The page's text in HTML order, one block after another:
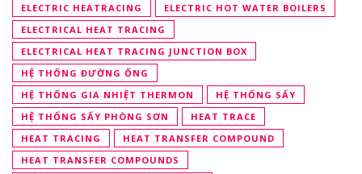
ELECTRIC HEATRACING
ELECTRIC HOT WATER BOILERS
ELECTRICAL HEAT TRACING
ELECTRICAL HEAT TRACING JUNCTION BOX
HỆ THỐNG ĐƯỜNG ỐNG
HỆ THỐNG GIA NHIỆT THERMON
HỆ THỐNG SẤY
HỆ THỐNG SẤY PHÒNG SƠN
HEAT TRACE
HEAT TRACING
HEAT TRANSFER COMPOUND
HEAT TRANSFER COMPOUNDS